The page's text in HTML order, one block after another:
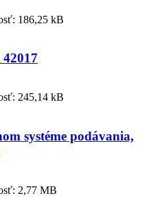
186,25 kB
245,14 kB
systéme podávania,
2,77 MB